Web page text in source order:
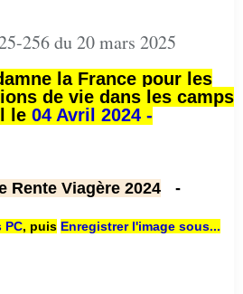
256 du 20 mars 2025
la France pour les
de vie dans les camps
le 04 Avril 2024 -
Rente Viagère 2024 -
PC, puis Enregistrer l'image sous...